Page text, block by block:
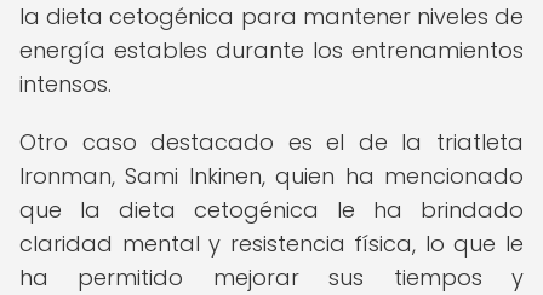
la dieta cetogénica para mantener niveles de
energía estables durante los entrenamientos
intensos.
Otro caso destacado es el de la triatleta
Ironman, Sami Inkinen, quien ha mencionado
que la dieta cetogénica le ha brindado
claridad mental y resistencia física, lo que le
ha permitido mejorar sus tiempos y